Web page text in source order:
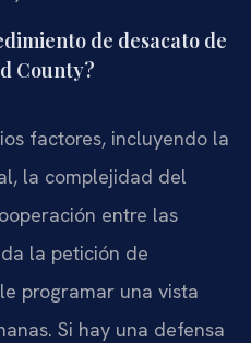
de desacato de
County?
factores, incluyendo la
la complejidad del
entre las
la petición de
programar una vista
Si hay una defensa